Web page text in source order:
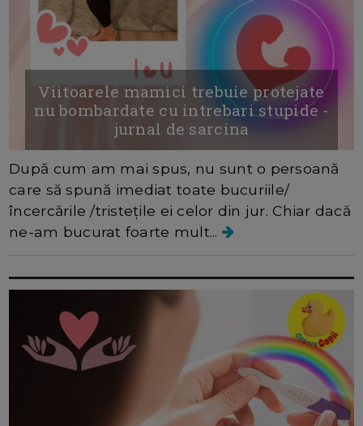
Viitoarele mamici trebuie protejate
nu bombardate cu intrebari stupide -
jurnal de sarcina
După cum am mai spus, nu sunt o persoană
care să spună imediat toate bucuriile/
încercările /tristețile ei celor din jur. Chiar dacă
ne-am bucurat foarte mult...